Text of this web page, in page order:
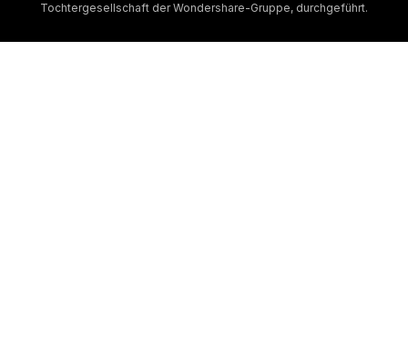
Tochtergesellschaft der Wondershare-Gruppe, durchgeführt.